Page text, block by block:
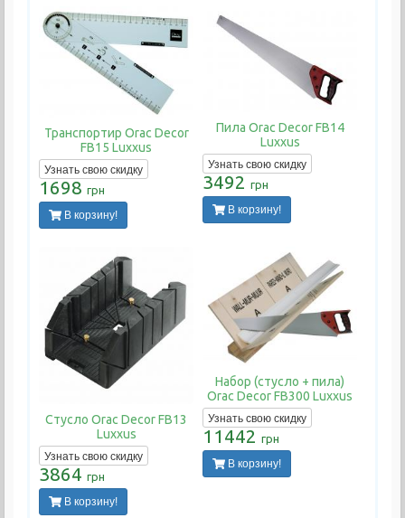
Транспортир Orac Decor
FB15 Luxxus
Узнать свою скидку
1698 грн
В корзину!
Пила Orac Decor FB14
Luxxus
Узнать свою скидку
3492 грн
В корзину!
Стусло Orac Decor FB13
Luxxus
Узнать свою скидку
3864 грн
В корзину!
Набор (стусло + пила)
Orac Decor FB300 Luxxus
Узнать свою скидку
11442 грн
В корзину!